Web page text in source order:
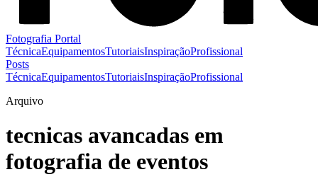
Fotografia Portal
TécnicaEquipamentosTutoriaisInspiraçãoProfissional
Posts
TécnicaEquipamentosTutoriaisInspiraçãoProfissional
Arquivo
tecnicas avancadas em
fotografia de eventos